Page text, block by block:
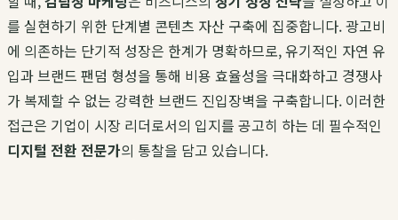
를 실현하기 위한 단계별 콘텐츠 자산 구축에 집중합니다. 광고비
에 의존하는 단기적 성장은 한계가 명확하므로, 유기적인 자연 유
입과 브랜드 팬덤 형성을 통해 비용 효율성을 극대화하고 경쟁사
가 복제할 수 없는 강력한 브랜드 진입장벽을 구축합니다. 이러한
접근은 기업이 시장 리더로서의 입지를 공고히 하는 데 필수적인
디지털 전환 전문가의 통찰을 담고 있습니다.